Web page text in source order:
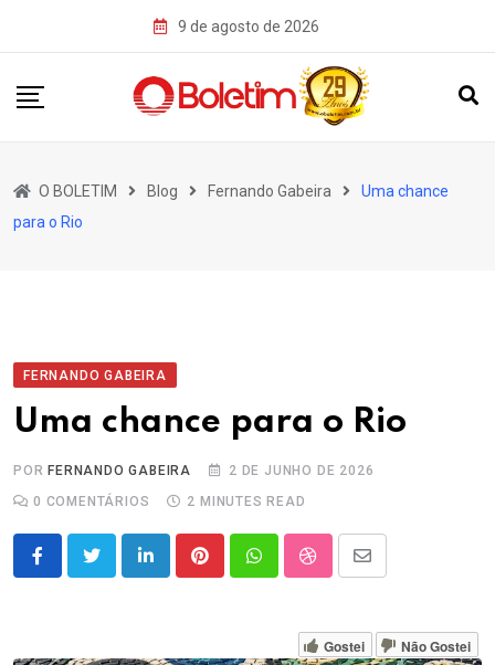
9 de agosto de 2026
O BOLETIM Blog Fernando Gabeira
Uma chance
para o Rio
FERNANDO GABEIRA
Uma chance para o Rio
POR FERNANDO GABEIRA
2 DE JUNHO DE 2026
0 COMENTÁRIOS 2 MINUTES READ
LinkedInPinterestWhatsappStumbleUpon
Share
Email
Gostei Não Gostei